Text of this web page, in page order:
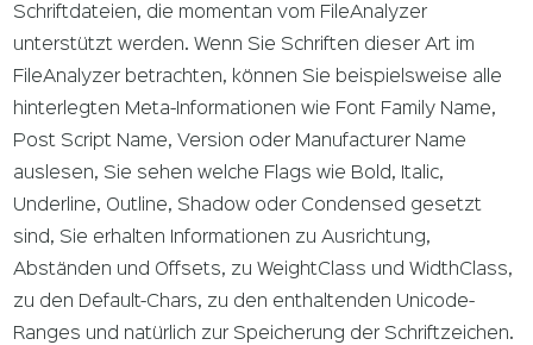
Schriftdateien, die momentan vom FileAnalyzer
unterstützt werden. Wenn Sie Schriften dieser Art im
FileAnalyzer betrachten, können Sie beispielsweise alle
hinterlegten Meta-Informationen wie Font Family Name,
Post Script Name, Version oder Manufacturer Name
auslesen, Sie sehen welche Flags wie Bold, Italic,
Underline, Outline, Shadow oder Condensed gesetzt
sind, Sie erhalten Informationen zu Ausrichtung,
Abständen und Offsets, zu WeightClass und WidthClass,
zu den Default-Chars, zu den enthaltenden Unicode-
Ranges und natürlich zur Speicherung der Schriftzeichen.